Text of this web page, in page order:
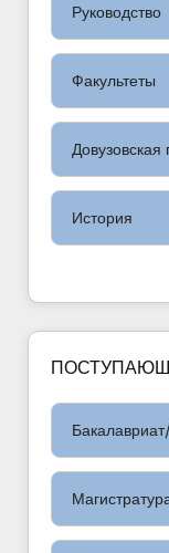
Руководство
Факультеты
Довузовская
История